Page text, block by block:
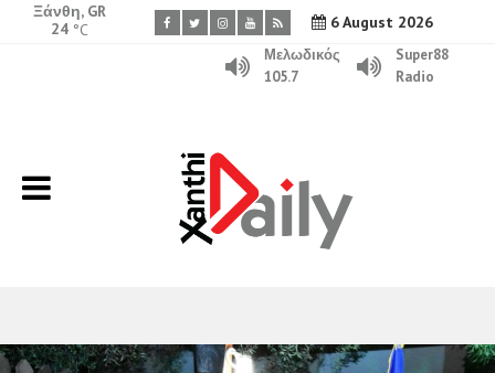
6 August 2026
Ξάνθη, GR
24 °C
Μελωδικός
105.7
Super88
Radio